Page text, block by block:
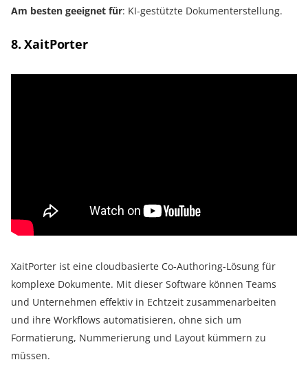
Am besten geeignet für: KI-gestützte Dokumenterstellung.
8. XaitPorter
XaitPorter ist eine cloudbasierte Co-Authoring-Lösung für
komplexe Dokumente. Mit dieser Software können Teams
und Unternehmen effektiv in Echtzeit zusammenarbeiten
und ihre Workflows automatisieren, ohne sich um
Formatierung, Nummerierung und Layout kümmern zu
müssen.